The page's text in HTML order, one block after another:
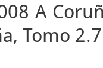
A
Tomo